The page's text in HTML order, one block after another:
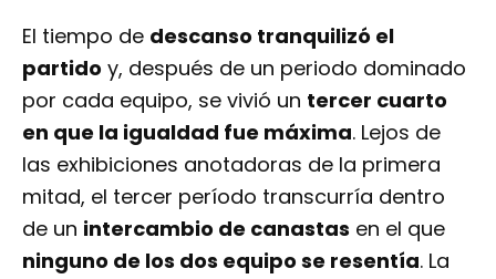
El tiempo de descanso tranquilizó el
partido y, después de un periodo dominado
por cada equipo, se vivió un tercer cuarto
en que la igualdad fue máxima. Lejos de
las exhibiciones anotadoras de la primera
mitad, el tercer período transcurría dentro
de un intercambio de canastas en el que
ninguno de los dos equipo se resentía. La